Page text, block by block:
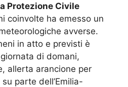
Protezione Civile
coinvolte ha emesso un
avverse.
in atto e previsti è
di domani,
allerta arancione per
parte dell’Emilia-